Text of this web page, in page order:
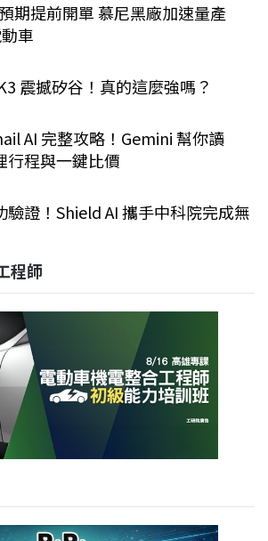
期提前開單 慕尼黑廠加速量產
車
震撼矽谷！真的這麼強嗎？
AI 完整攻略！Gemini 幫你讀
行程與一鍵比價
驗證！Shield AI 攜手中科院完成無
程師